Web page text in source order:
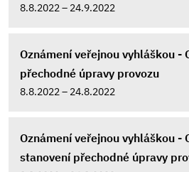
8.8.2022 – 24.9.2022
Oznámení veřejnou vyhláškou -
přechodné úpravy provozu
8.8.2022 – 24.8.2022
Oznámení veřejnou vyhláškou -
stanovení přechodné úpravy